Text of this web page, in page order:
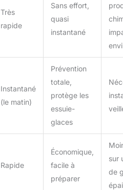
Très
rapide
Sans effort,
quasi
instantané
Instantané
(le matin)
Prévention
totale,
protège les
essuie-
glaces
Rapide
Économique,
facile à
préparer
sur
de